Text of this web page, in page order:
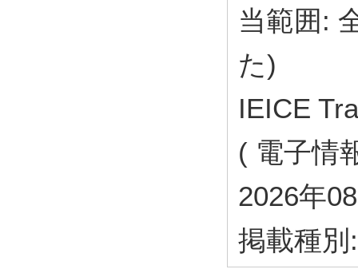
当範囲:
た)
IEICE
( 電子情
2026年
掲載種